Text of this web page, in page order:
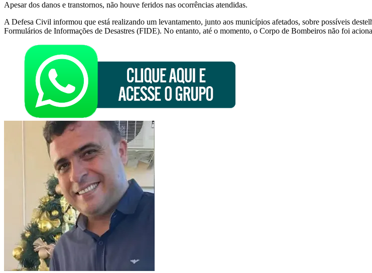
Apesar dos danos e transtornos, não houve feridos nas ocorrências atendidas.
A Defesa Civil informou que está realizando um levantamento, junto aos municípios afetados, sobre possíveis
Formulários de Informações de Desastres (FIDE). No entanto, até o momento, o Corpo de Bombeiros não foi